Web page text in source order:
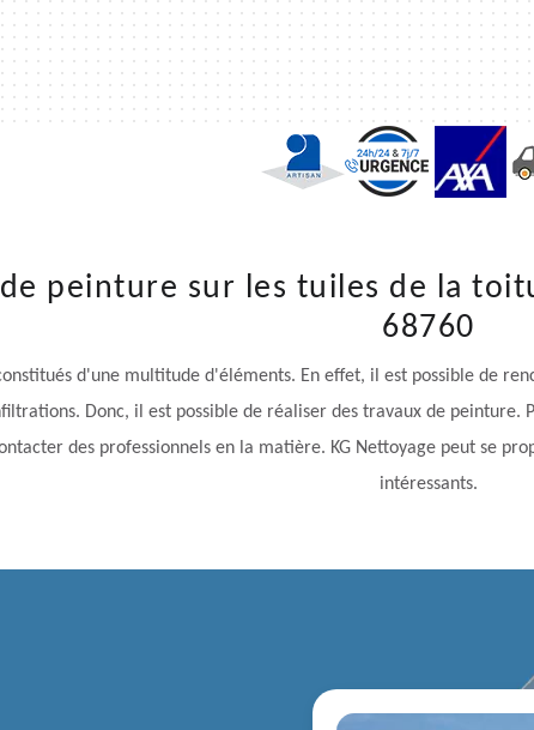
peinture sur les tuiles de la
68760
d'une multitude d'éléments. En effet, il est possible de
Donc, il est possible de réaliser des travaux de
des professionnels en la matière. KG Nettoyage peut se
intéressants.